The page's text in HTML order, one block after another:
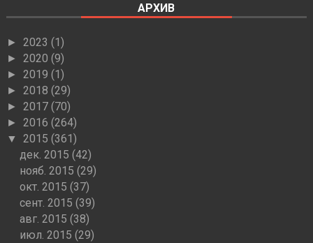
АРХИВ
► 2023 (1)
► 2020 (9)
► 2019 (1)
► 2018 (29)
► 2017 (70)
► 2016 (264)
▼ 2015 (361)
дек. 2015(42)
нояб. 2015(29)
окт. 2015(37)
сент. 2015(39)
авг. 2015(38)
июл. 2015(29)